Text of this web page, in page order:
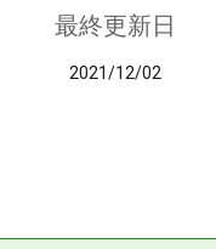
最終更新日
2021/12/02